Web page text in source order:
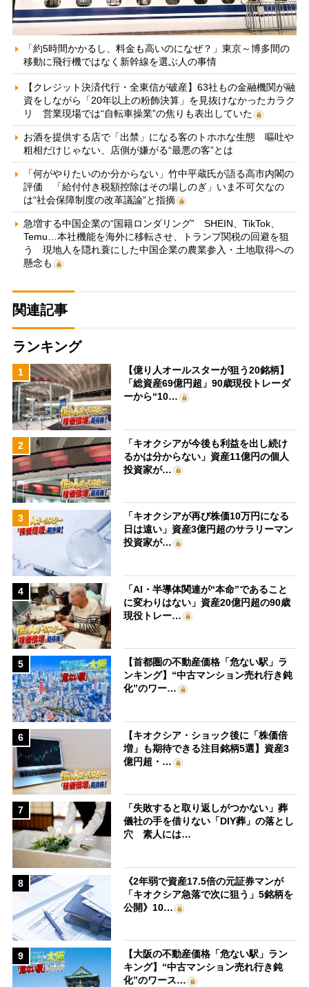
「約5時間かかるし、料金も高いのになぜ？」東京～博多間の
移動に飛行機ではなく新幹線を選ぶ人の事情
【クレジット決済代行・全東信が破産】63社もの金融機関が融
資をしながら「20年以上の粉飾決算」を見抜けなかったカラク
リ 営業現場では“自転車操業”の焦りも表出していた
お酒を提供する店で「出禁」になる客のトホホな生態 嘔吐や
粗相だけじゃない、店側が嫌がる“最悪の客”とは
「何がやりたいのか分からない」竹中平蔵氏が語る高市内閣の
評価 「給付付き税額控除はその場しのぎ」いま不可欠なの
は“社会保障制度の改革議論”と指摘
急増する中国企業の“国籍ロンダリング” SHEIN、TikTok、
Temu…本社機能を海外に移転させ、トランプ関税の回避を狙
う 現地人を隠れ蓑にした中国企業の農業参入・土地取得への
懸念も
関連記事
ランキング
1
【億り人オールスターが狙う20銘柄】
「総資産69億円超」90歳現役トレーダ
ーから“10…
2
「キオクシアが今後も利益を出し続け
るかは分からない」資産11億円の個人
投資家が…
3
「キオクシアが再び株価10万円になる
日は遠い」資産3億円超のサラリーマン
投資家が…
4
「AI・半導体関連が“本命”であること
に変わりはない」資産20億円超の90歳
現役トレー…
5
【首都圏の不動産価格「危ない駅」ラ
ンキング】“中古マンション売れ行き鈍
化”のワー…
6
【キオクシア・ショック後に「株価倍
増」も期待できる注目銘柄5選】資産3
億円超・…
7
「失敗すると取り返しがつかない」葬
儀社の手を借りない「DIY葬」の落とし
穴 素人には…
8
《2年弱で資産17.5倍の元証券マンが
「キオクシア急落で次に狙う」5銘柄を
公開》10…
9
【大阪の不動産価格「危ない駅」ラン
キング】“中古マンション売れ行き鈍
化”のワース…